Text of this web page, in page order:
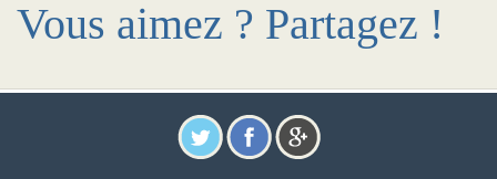
Vous aimez ? Partagez !